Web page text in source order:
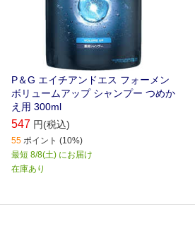
P＆G エイチアンドエス フォーメン
ボリュームアップ シャンプー つめか
え用 300ml
547 円(税込)
55 ポイント (10%)
最短 8/8(土) にお届け
在庫あり